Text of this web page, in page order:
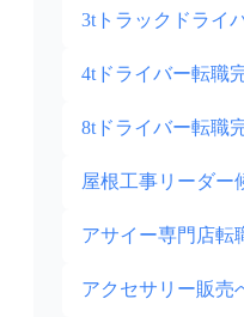
3tトラックドライ
4tドライバー転職
8tドライバー転職
屋根工事リーダー
アサイー専門店転
アクセサリー販売